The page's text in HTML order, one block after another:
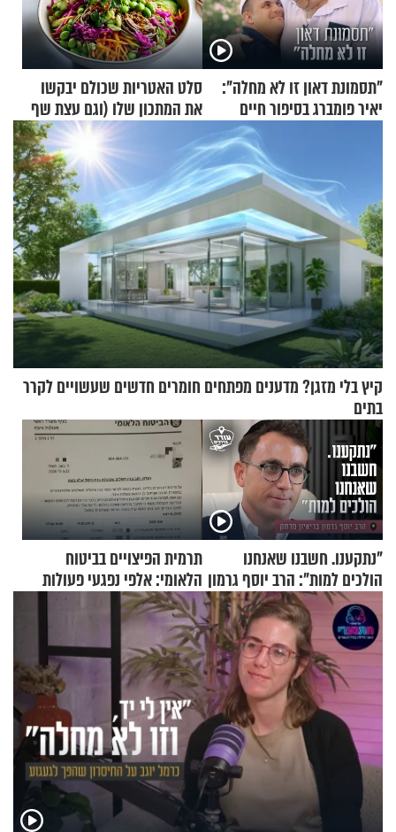
"תסמונת דאון זו לא מחלה":
יאיר פומברג בסיפור חיים
סלט האטריות שכולם יבקשו
את המתכון שלו (וגם עצת שף
להגשת הרוטב)
קיץ בלי מזגן? מדענים מפתחים חומרים חדשים שעשויים לקרר
בתים
"נתקענו. חשבנו שאנחנו
הולכים למות": הרב יוסף גרמון
בריאיון מרתק
תרמית הפיצויים בביטוח
הלאומי: אלפי נפגעי פעולות
איבה קיבלו כספים במירמה